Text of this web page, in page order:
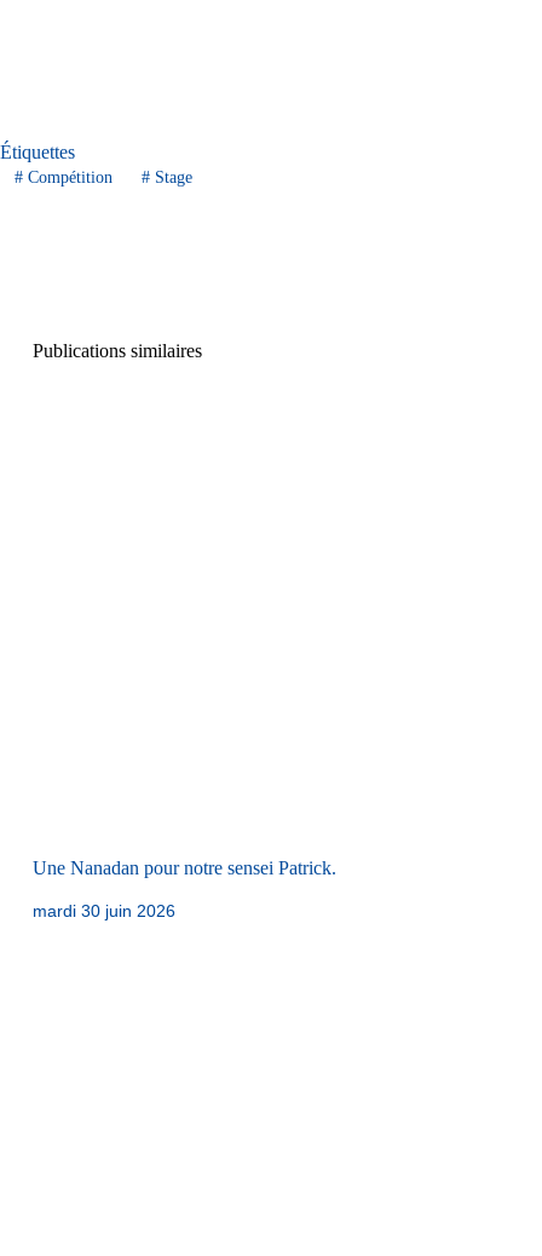
Étiquettes
#Compétition #Stage
Publications similaires
Une Nanadan pour notre sensei Patrick.
mardi 30 juin 2026